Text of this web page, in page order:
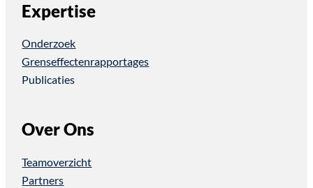
Expertise
Onderzoek
Grenseffectenrapportages
Publicaties
Over Ons
Teamoverzicht
Partners